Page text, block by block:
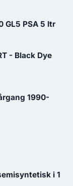
kr..
GL5 PSA 5 ltr
- Black Dye
1990-
i 1